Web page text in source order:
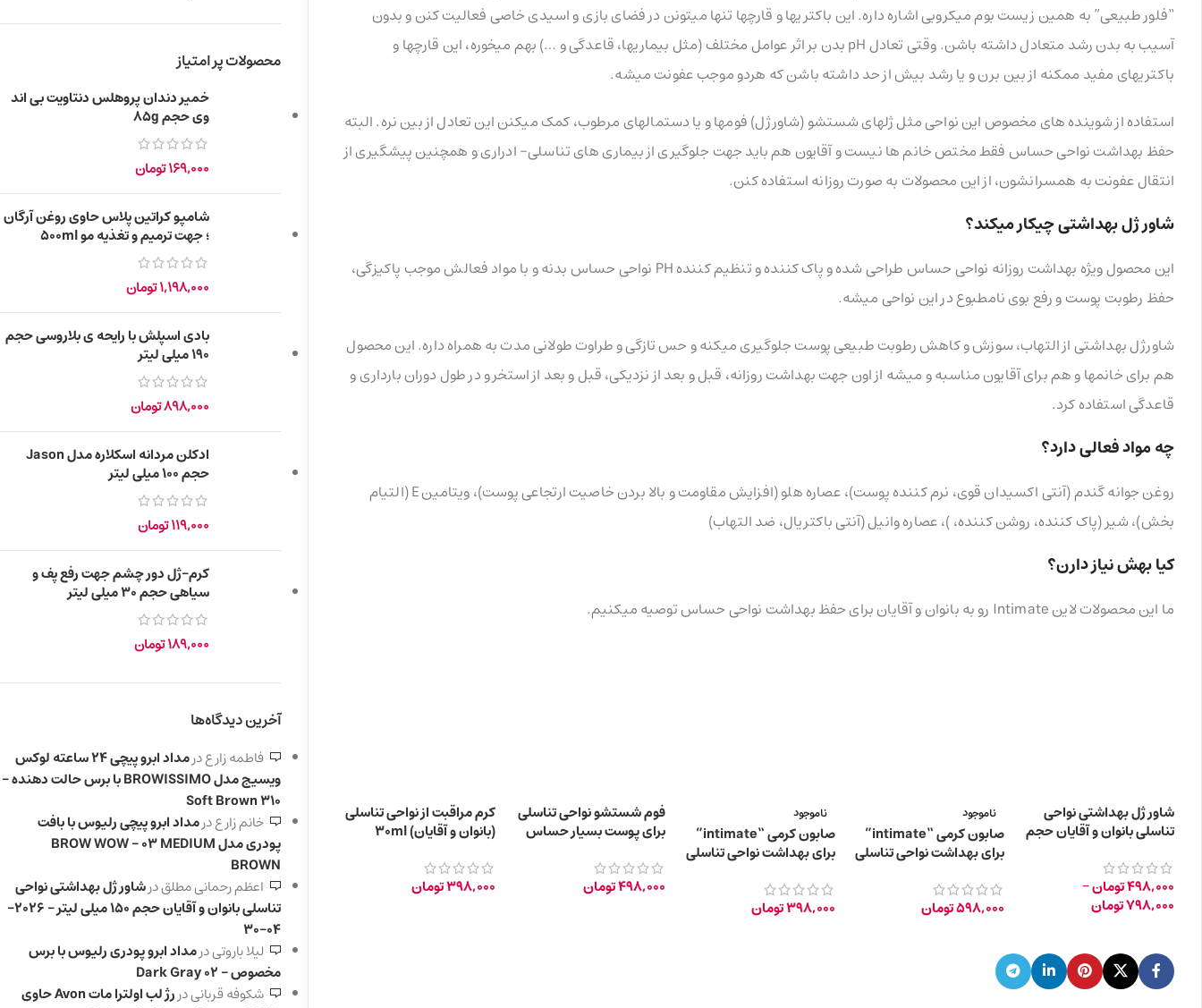
“فلور طبیعی” به همین زیست بوم میکروبی اشاره داره. این باکتریها و قارچها تنها میتونن در فضای بازی و اسیدی خاصی فعالیت کنن و بدون
آسیب به بدن رشد متعادل داشته باشن. وقتی تعادل pH بدن بر اثر عوامل مختلف (مثل بیماریها، قاعدگی و …) بهم میخوره، این قارچها و
باکتریهای مفید ممکنه از بین برن و یا رشد بیش از حد داشته باشن که هردو موجب عفونت میشه.
استفاده از شوینده های مخصوص این نواحی مثل ژلهای شستشو (شاورژل) فومها و یا دستمالهای مرطوب، کمک میکنن این تعادل از بین نره. البته
حفظ بهداشت نواحی حساس فقط مختص خانم ها نیست و آقایون هم باید جهت جلوگیری از بیماری های تناسلی- ادراری و همچنین پیشگیری از
انتقال عفونت به همسرانشون، از این محصولات به صورت روزانه استفاده کنن.
شاور ژل بهداشتی چیکار میکند؟
این محصول ویژه بهداشت روزانه نواحی حساس طراحی شده و پاک کننده و تنظیم کننده PH نواحی حساس بدنه و با مواد فعالش موجب پاکیزگی،
حفظ رطوبت پوست و رفع بوی نامطبوع در این نواحی میشه.
شاورژل بهداشتی از التهاب، سوزش و کاهش رطوبت طبیعی پوست جلوگیری میکنه و حس تازگی و طراوت طولانی مدت به همراه داره. این محصول
هم برای خانمها و هم برای آقایون مناسبه و میشه از اون جهت بهداشت روزانه، قبل و بعد از نزدیکی، قبل و بعد از استخر و در طول دوران بارداری و
قاعدگی استفاده کرد.
چه مواد فعالی دارد؟
روغن جوانه گندم (آنتی اکسیدان قوی، نرم کننده پوست)، عصاره هلو (افزایش مقاومت و بالا بردن خاصیت ارتجاعی پوست)، ویتامین E (التیام
بخش)، شیر (پاک کننده، روشن کننده، )، عصاره وانیل (آنتی باکتریال، ضد التهاب)
کیا بهش نیاز دارن؟
ما این محصولات لاین Intimate رو به بانوان و آقایان برای حفظ بهداشت نواحی حساس توصیه میکنیم.
شاور ژل بهداشتی نواحی
تناسلی بانوان و آقایان حجم
498,000تومان–
798,000تومان
ناموجود
صابون کرمی “intimate”
برای بهداشت نواحی تناسلی
598,000تومان
ناموجود
صابون کرمی “intimate”
برای بهداشت نواحی تناسلی
398,000تومان
فوم شستشو نواحی تناسلی
برای پوست بسیار حساس
498,000تومان
کرم مراقبت از نواحی تناسلی
(بانوان و آقایان) 30ml
398,000تومان
محصولات پر امتیاز
خمیر دندان پروهلس دنتاویت بی اند
وی حجم 85g
169,000تومان
شامپو کراتین پلاس حاوی روغن آرگان
؛ جهت ترمیم و تغذیه مو 500ml
1,198,000تومان
بادی اسپلش با رایحه ی بلاروسی حجم
۱۹۰ میلی لیتر
898,000تومان
ادکلن مردانه اسکلاره مدل Jason
حجم 100 میلی لیتر
119,000تومان
کرم-ژل دور چشم جهت رفع پف و
سیاهی حجم ۳۰ میلی لیتر
189,000تومان
آخرین دیدگاه‌ها
فاطمه زارعدر
مداد ابرو پیچی 24 ساعته لوکس
ویسیج مدل BROWISSIMO با برس حالت دهنده –
310 Soft Brown
خانم زارعدرمداد ابرو پیچی رلیوس با بافت
پودری مدل BROW WOW – 03 MEDIUM
BROWN
اعظم رحمانی مطلقدرشاور ژل بهداشتی نواحی
تناسلی بانوان و آقایان حجم 150 میلی لیتر – 2026-
04-30
لیلا باروتیدرمداد ابرو پودری رلیوس با برس
مخصوص – 02 Dark Gray
شکوفه قربانیدر
رژ لب اولترا مات Avon حاوی